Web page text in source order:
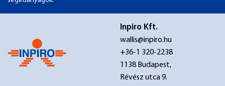
Inpiro Kft.
wallis@inpiro.hu
+36-1 320-2238
1138 Budapest,
Révész utca 9.